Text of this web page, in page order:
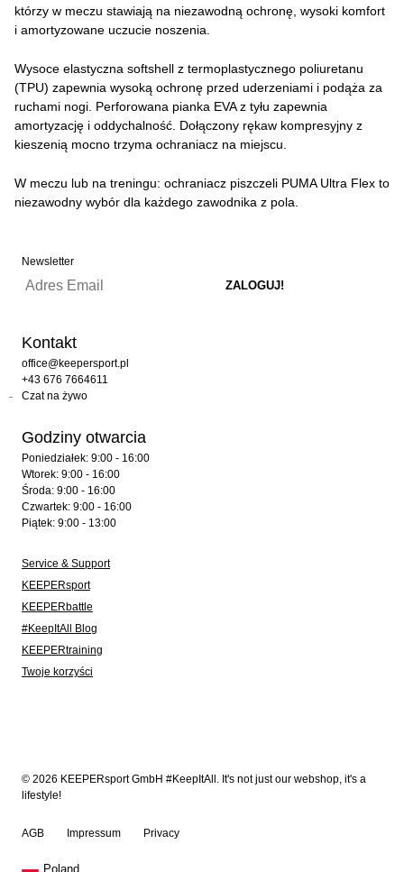
którzy w meczu stawiają na niezawodną ochronę, wysoki komfort
i amortyzowane uczucie noszenia.
Wysoce elastyczna softshell z termoplastycznego poliuretanu
(TPU) zapewnia wysoką ochronę przed uderzeniami i podąża za
ruchami nogi. Perforowana pianka EVA z tyłu zapewnia
amortyzację i oddychalność. Dołączony rękaw kompresyjny z
kieszenią mocno trzyma ochraniacz na miejscu.
W meczu lub na treningu: ochraniacz piszczeli PUMA Ultra Flex to
niezawodny wybór dla każdego zawodnika z pola.
Newsletter
Kontakt
office@keepersport.pl
+43 676 7664611
Czat na żywo
Godziny otwarcia
Poniedziałek: 9:00 - 16:00
Wtorek: 9:00 - 16:00
Środa: 9:00 - 16:00
Czwartek: 9:00 - 16:00
Piątek: 9:00 - 13:00
Service & Support
KEEPERsport
KEEPERbattle
#KeepItAll Blog
KEEPERtraining
Twoje korzyści
© 2026 KEEPERsport GmbH #KeepItAll. It's not just our webshop, it's a
lifestyle!
AGB Impressum Privacy
Poland